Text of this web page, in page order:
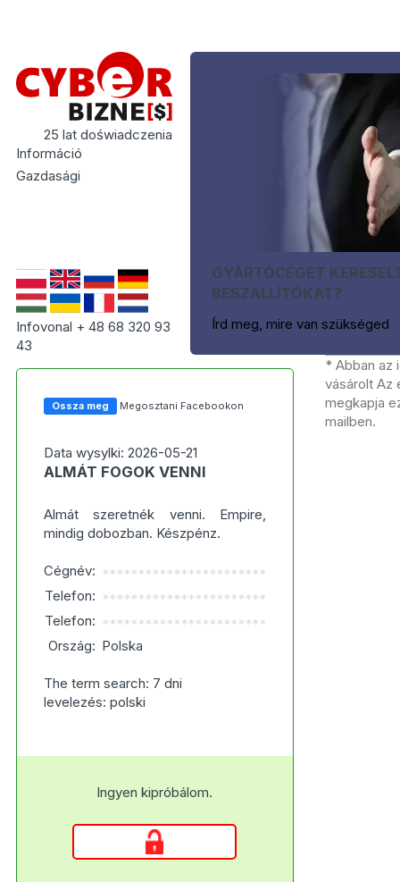
25 lat doświadczenia
Információ
Gazdasági
Infovonal + 48 68 320 93
43
GYÁRTÓCÉGET
BESZÁLLÍTÓKAT?
Írd meg, mire van szükséged
Ossza meg Megosztani Facebookon
Data wysylki: 2026-05-21
ALMÁT FOGOK VENNI
Almát szeretnék venni. Empire,
mindig dobozban. Készpénz.
Cégnév: ***********************
Telefon: ***********************
Telefon: ***********************
Ország: Polska
The term search: 7 dni
levelezés: polski
Ingyen kipróbálom.
* Abban az
vásárolt Az
megkapja
mailben.